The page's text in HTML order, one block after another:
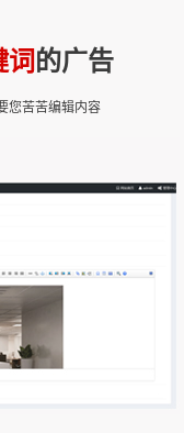
词的广告
您苦苦编辑内容